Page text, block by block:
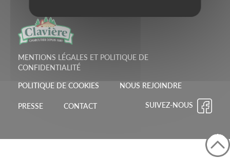
l’article
MENTIONS LÉGALES ET POLITIQUE DE
CONFIDENTIALITÉ
POLITIQUE DE COOKIES NOUS REJOINDRE
PRESSE CONTACT SUIVEZ-NOUS